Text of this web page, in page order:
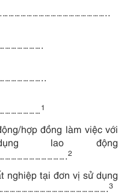
1
hợp đồng làm việc với
lao động
2
nghiệp tại đơn vị sử dụng
3